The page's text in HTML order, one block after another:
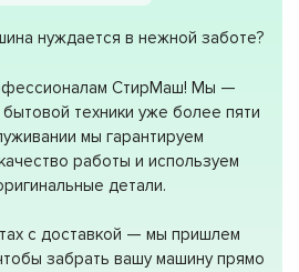
нуждается в нежной заботе?
СтирМаш! Мы —
техники уже более пяти
мы гарантируем
работы и используем
детали.
с доставкой — мы пришлем
забрать вашу машину прямо